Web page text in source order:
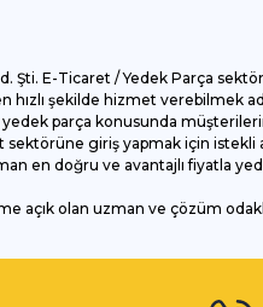
E-Ticaret / Yedek Parça
şekilde hizmet verebilmek
parça konusunda
giriş yapmak için
en doğru ve avantajlı fiyatla
açık olan uzman ve çözüm